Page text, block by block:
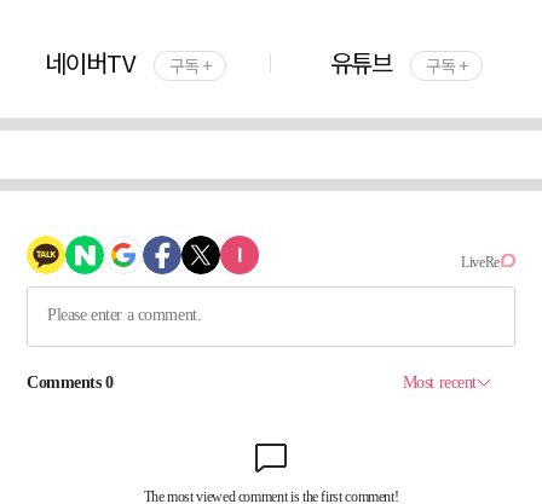
네이버TV 구독 + 유튜브 구독 +